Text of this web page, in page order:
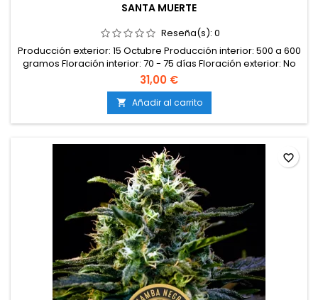
SANTA MUERTE
Reseña(s): 0
Producción exterior: 15 Octubre Producción interior: 500 a 600
gramos Floración interior: 70 - 75 días Floración exterior: No
Tipo: Sativa Genética: Mexicana x Original Haze Efectos: No
Feminizada: Sí Altura: 2 - 3 metros CBD: 0,8% Sabor: No THC: 18
- 20%
31,00 €
 Añadir al carrito
favorite_border